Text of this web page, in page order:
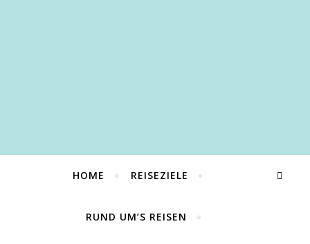
HOME REISEZIELE
RUND UM’S REISEN